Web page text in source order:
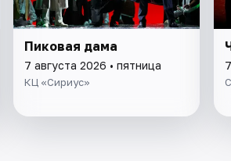
Пиковая дама
7 августа 2026 • пятница
КЦ «Сириус»